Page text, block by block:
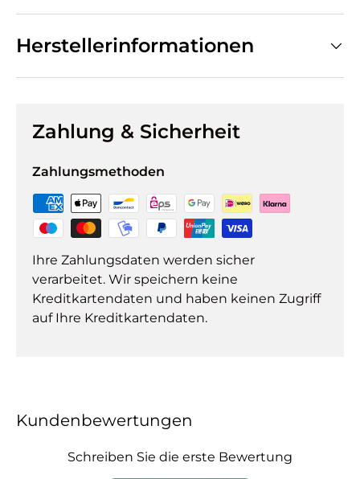
Herstellerinformationen
Zahlung & Sicherheit
Zahlungsmethoden
Ihre Zahlungsdaten werden sicher
verarbeitet. Wir speichern keine
Kreditkartendaten und haben keinen Zugriff
auf Ihre Kreditkartendaten.
Kundenbewertungen
Schreiben Sie die erste Bewertung